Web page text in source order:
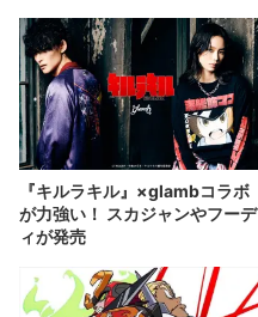
『キルラキル』×glambコラボ
が力強い！ スカジャンやフーデ
ィが発売